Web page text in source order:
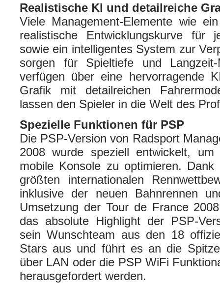
Realistische KI und detailreiche
Viele Management-Elemente wie
realistische Entwicklungskurve für
sowie ein intelligentes System zur
sorgen für Spieltiefe und
verfügen über eine hervorragende
Grafik mit detailreichen
lassen den Spieler in die Welt des
Spezielle Funktionen für PSP
Die PSP-Version von Radsport
2008 wurde speziell entwickelt,
mobile Konsole zu optimieren.
größten internationalen
inklusive der neuen Bahnrennen
Umsetzung der Tour de France
das absolute Highlight der PSP-
sein Wunschteam aus den 18
Stars aus und führt es an die
über LAN oder die PSP WiFi
herausgefordert werden.